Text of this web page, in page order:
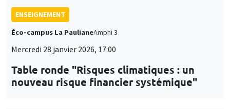
ENSEIGNEMENT
Éco-campus La PaulianeAmphi 3
Mercredi 28 janvier 2026, 17:00
Table ronde "Risques climatiques : un
nouveau risque financier systémique"